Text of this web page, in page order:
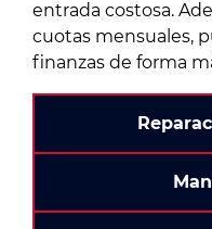
entrada costosa.
cuotas mensuales,
finanzas de forma